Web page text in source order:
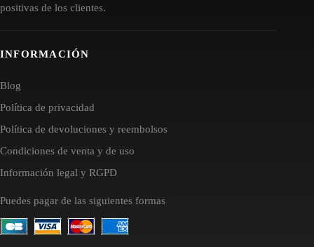
positivas de los clientes.
INFORMACIÓN
Blog
Política de privacidad
Política de devoluciones y reembolsos
Condiciones de venta y de uso
Información legal y RGPD
Puedes pagar de las siguientes formas